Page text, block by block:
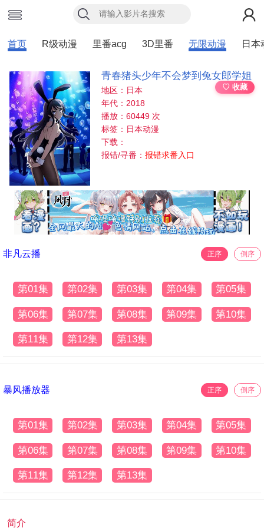
首页 R级动漫 里番acg 3D里番 无限动漫 日本
青春猪头少年不会梦到兔女郎学姐
♡ 收藏
地区：日本
年代：2018
播放：60449 次
标签：日本动漫
下载：
报错/寻番：报错求番入口
非凡云播 正序 倒序
第01集 第02集 第03集 第04集 第05集
第06集 第07集 第08集 第09集 第10集
第11集 第12集 第13集
暴风播放器 正序 倒序
第01集 第02集 第03集 第04集 第05集
第06集 第07集 第08集 第09集 第10集
第11集 第12集 第13集
简介